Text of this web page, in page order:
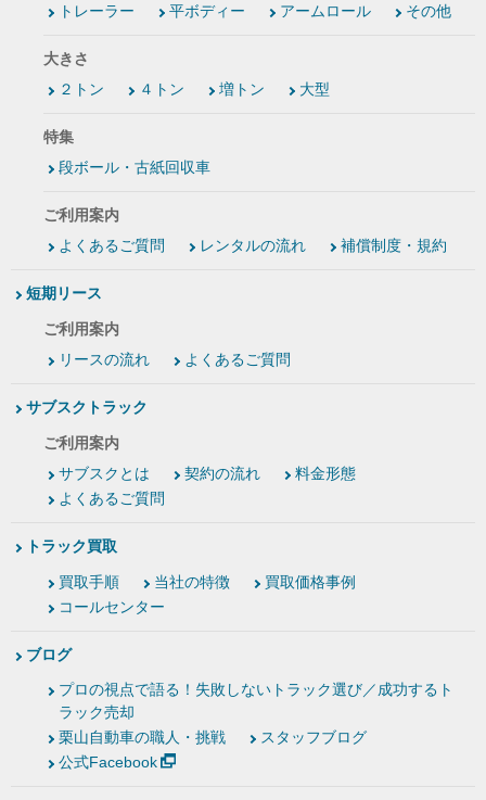
トレーラー
平ボディー アームロール その他
大きさ
２トン
４トン 増トン 大型
特集
段ボール・古紙回収車
ご利用案内
よくあるご質問
レンタルの流れ 補償制度・規約
短期リース
ご利用案内
リースの流れ
よくあるご質問
サブスクトラック
ご利用案内
サブスクとは
契約の流れ
料金形態
よくあるご質問
トラック買取
買取手順 当社の特徴
買取価格事例
コールセンター
ブログ
プロの視点で語る！失敗しないトラック選び／成功するト
ラック売却
栗山自動車の職人・挑戦
スタッフブログ
公式Facebook